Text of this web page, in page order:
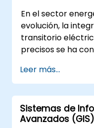
y análisis
teledetección.
Integrar flujos de
análisis espacial
geográficos.
En el sector
evolución, la
transitorio
precisos se ha
datos
operativos
intensivo de 14
objetivo cerrar la
eléctrica y la
Leer más...
Sistemas de
Avanzados (GIS)